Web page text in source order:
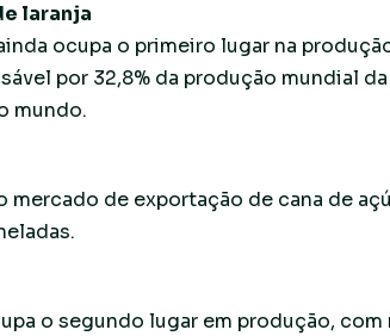
laranja
ocupa o primeiro lugar na
por 32,8% da produção mundial
mundo.
mercado de exportação de cana de
o segundo lugar em produção,